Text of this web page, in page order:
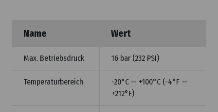
Name Wert
Max. Betriebsdruck 16 bar (232 PSI)
Temperaturbereich
-20°C — +100°C (-4°F —
+212°F)